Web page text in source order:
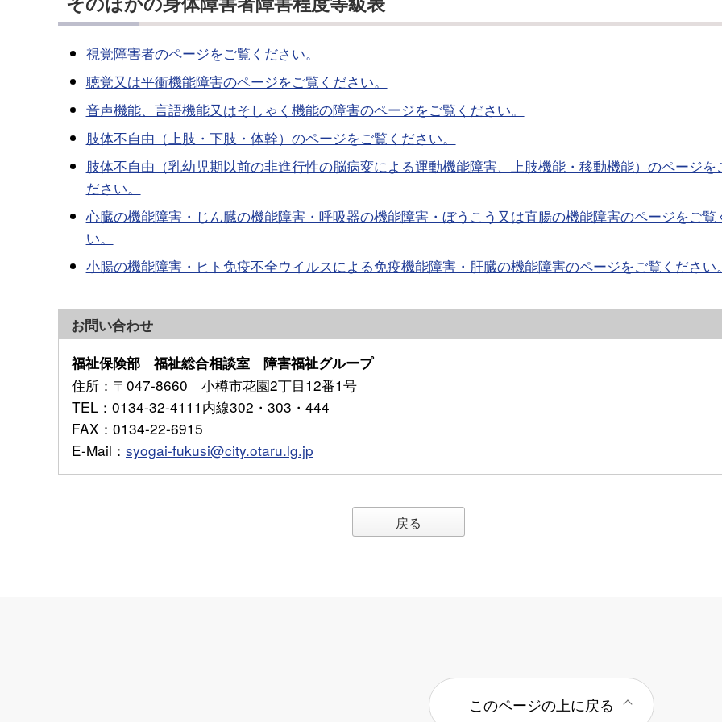
視覚障害者のページをご覧ください。
聴覚又は平衝機能障害のページをご覧ください。
音声機能、言語機能又はそしゃく機能の障害のページをご覧ください。
肢体不自由（上肢・下肢・体幹）のページをご覧ください。
肢体不自由（乳幼児期以前の非進行性の脳病変による運動機能障害、上肢機能・移動機能）のページを
ださい。
心臓の機能障害・じん臓の機能障害・呼吸器の機能障害・ぼうこう又は直腸の機能障害のページをご覧
い。
小腸の機能障害・ヒト免疫不全ウイルスによる免疫機能障害・肝臓の機能障害のページをご覧ください。
お問い合わせ
福祉保険部 福祉総合相談室 障害福祉グループ
住所 ：〒047-8660 小樽市花園2丁目12番1号
TEL ：0134-32-4111内線302・303・444
FAX ：0134-22-6915
E-Mail ： syogai-fukusi@city.otaru.lg.jp
戻る
このページの上に戻る